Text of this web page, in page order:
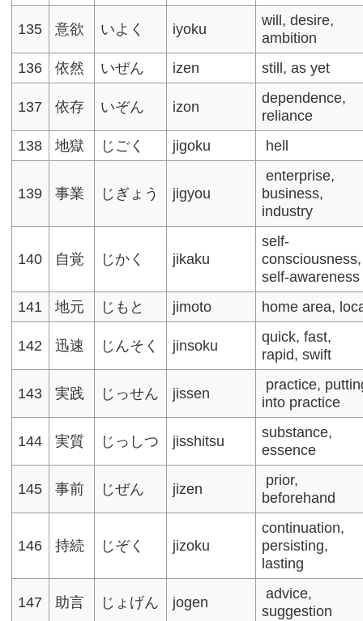
135 意欲 いよく iyoku
will, desire,
ambition
136
依然 いぜん izen still, as yet
137 依存 いぞん izon
dependence,
reliance​
138
地獄 じごく jigoku hell
139 事業 じぎょう jigyou
enterprise,
business,
industry
140 自覚 じかく jikaku
self-
consciousness,
self-awareness​
141
地元 じもと jimoto home area,
142 迅速 じんそく jinsoku
quick, fast,
rapid, swift
143 実践 じっせん jissen
practice,
into practice
144 実質 じっしつ jisshitsu
substance,
essence​
145 事前 じぜん jizen
prior,
beforehand
146 持続 じぞく jizoku
continuation,
persisting,
lasting
147 助言 じょげん jogen
advice,
suggestion​